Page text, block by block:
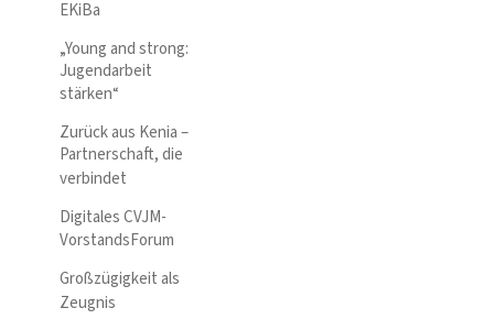
EKiBa
„Young and strong:
Jugendarbeit
stärken“
Zurück aus Kenia –
Partnerschaft, die
verbindet
Digitales CVJM-
VorstandsForum
Großzügigkeit als
Zeugnis